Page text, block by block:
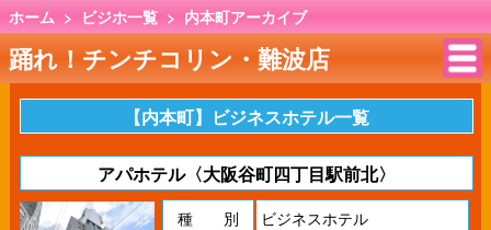
ホーム > ビジホ一覧 > 内本町アーカイブ
踊れ！チンチコリン・難波店
【内本町】ビジネスホテル一覧
アパホテル〈大阪谷町四丁目駅前北〉
種 別 ビジネスホテル